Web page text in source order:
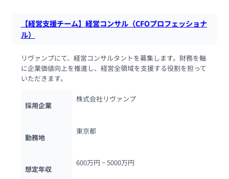
【経営支援チーム】経営コンサル（CFOプロフェッショナ
ル）
リヴァンプにて、経営コンサルタントを募集します。財務を軸
に企業価値向上を推進し、経営全領域を支援する役割を担って
いただきます。
採用企業
株式会社リヴァンプ
勤務地
東京都
想定年収
600万円 ~ 5000万円